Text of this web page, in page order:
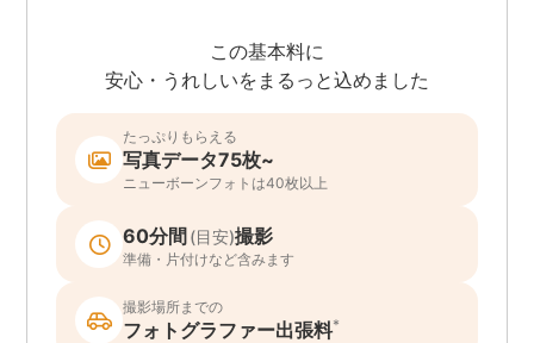
この基本料に
安心・うれしいをまるっと込めました
たっぷりもらえる
写真データ75枚~
ニューボーンフォトは40枚以上
60分間(目安)撮影
準備・片付けなど含みます
撮影場所までの
フォトグラファー出張料*